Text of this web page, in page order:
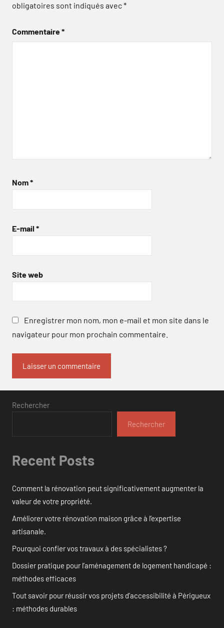
obligatoires sont indiqués avec*
Commentaire*
Nom*
E-mail *
Site web
Enregistrer mon nom, mon e-mail et mon site dans le
navigateur pour mon prochain commentaire.
Rechercher
Rechercher
Recent Posts
Comment la rénovation peut significativement augmenter la
valeur de votre propriété.
Améliorer votre rénovation maison grâce à l’expertise
artisanale.
Pourquoi confier vos travaux à des spécialistes ?
Dossier pratique pour l’aménagement de logement handicapé :
méthodes efficaces
Tout savoir pour réussir vos projets d’accessibilité à Périgueux
: méthodes durables